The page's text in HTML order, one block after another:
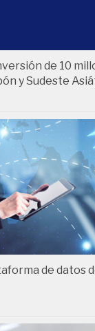
de 10
y Sudeste
de datos